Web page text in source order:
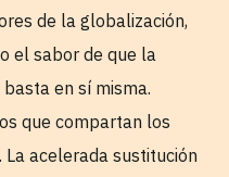
de la globalización,
el sabor de que la
en sí misma.
que compartan los
acelerada sustitución